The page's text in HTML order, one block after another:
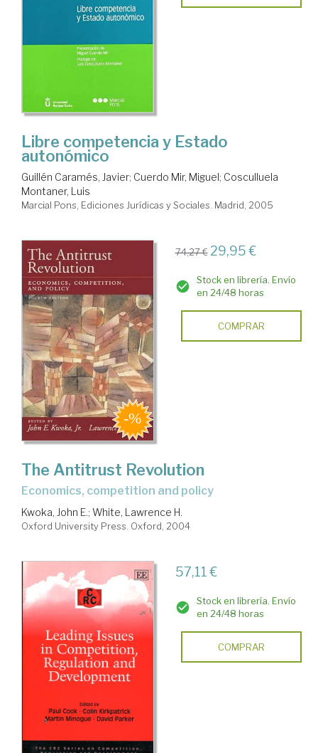
Libre competencia y Estado
autonómico
Guillén Caramés, Javier; Cuerdo Mir, Miguel; Cosculluela
Montaner, Luis
Marcial Pons, Ediciones Jurídicas y Sociales. Madrid, 2005
74,27 € 29,95 €
Stock en librería. Envío
en 24/48 horas
COMPRAR
The Antitrust Revolution
economics, competition and policy
Kwoka, John E.; White, Lawrence H.
Oxford University Press. Oxford, 2004
57,11 €
Stock en librería. Envío
en 24/48 horas
COMPRAR